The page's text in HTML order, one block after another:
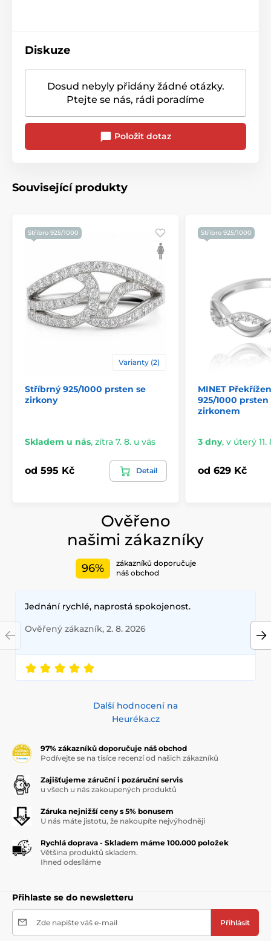
Diskuze
Dosud nebyly přidány žádné otázky.
Ptejte se nás, rádi poradíme
Položit dotaz
Související produkty
Stříbro 925/1000
Varianty (2)
Stříbrný 925/1000 prsten se
zirkony
Skladem u nás, zítra 7. 8. u vás
od 595 Kč Detail
Stříbro 925/1000
MINET
925/1000
zirkonem
3 dny, v úterý 11.
od 629 Kč
Ověřeno
našimi zákazníky
96%
zákazníků doporučuje
náš obchod
Jednání rychlé, naprostá spokojenost.
Ověřený zákazník, 2. 8. 2026
Další hodnocení na
Heuréka.cz
97% zákazníků doporučuje náš obchod
Podívejte se na tisíce recenzí od našich zákazníků
Zajišťujeme záruční i pozáruční servis
u všech u nás zakoupených produktů
Záruka nejnižší ceny s 5% bonusem
U nás máte jistotu, že nakoupíte nejvýhodněji
Rychlá doprava - Skladem máme 100.000 položek
Většina produktů skladem.
Ihned odesíláme
Přihlaste se do newsletteru
Zde napište váš e-mail Přihlásit